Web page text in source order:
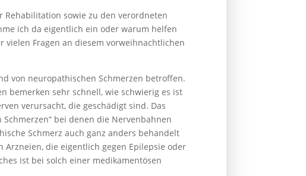
sowie zu den verordneten
ich da eigentlich ein oder warum helfen
vielen Fragen an diesem vorweihnachtlichen
von neuropathischen Schmerzen betroffen.
bemerken sehr schnell, wie schwierig es ist
verursacht, die geschädigt sind. Das
bei denen die Nervenbahnen
Schmerz auch ganz anders behandelt
die eigentlich gegen Epilepsie oder
ist bei solch einer medikamentösen